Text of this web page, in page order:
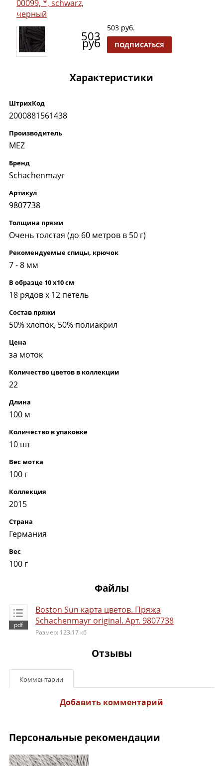
00099, *, schwarz,
черный
503
руб
503 руб.
ПОДПИСАТЬСЯ
Характеристики
ШтрихКод
2000881561438
Производитель
MEZ
Бренд
Schachenmayr
Артикул
9807738
Толщина пряжи
Очень толстая (до 60 метров в 50 г)
Рекомендуемые спицы, крючок
7 - 8 мм
В образце 10 x10 см
18 рядов х 12 петель
Состав пряжи
50% хлопок, 50% полиакрил
Цена
за моток
Количество цветов в коллекции
22
Длина
100 м
Количество в упаковке
10 шт
Вес мотка
100 г
Коллекция
2015
Страна
Германия
Вес
100 г
Файлы
Boston Sun карта цветов. Пряжа
Schachenmayr original. Арт. 9807738
Размер: 123.17 кб
Отзывы
Комментарии
Добавить комментарий
Персональные рекомендации